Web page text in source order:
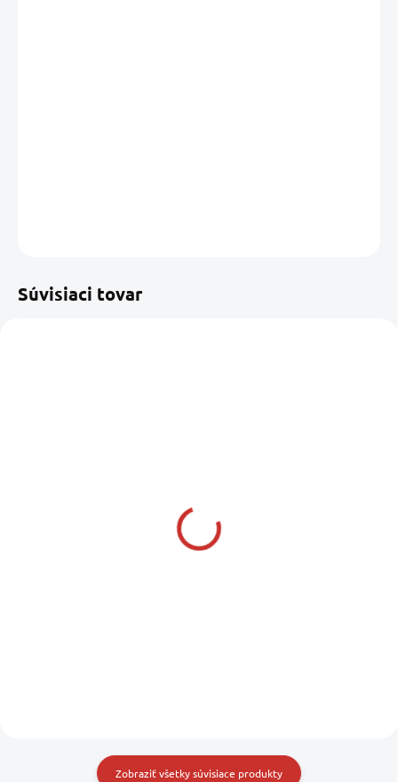
Súvisiaci tovar
OUTBOARD TECH 10W-
Zobraziť všetky súvisiace produkty